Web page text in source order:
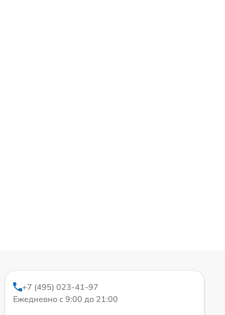
+7 (495) 023-41-97
Ежедневно с 9:00 до 21:00